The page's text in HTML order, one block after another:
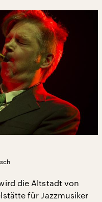
die Altstadt von
für Jazzmusiker